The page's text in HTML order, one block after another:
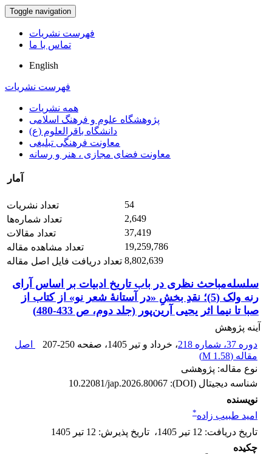
Toggle navigation
فهرست نشریات
تماس با ما
English
فهرست نشریات
همه نشریات
پژوهشگاه علوم و فرهنگ اسلامی
دانشگاه باقرالعلوم (ع)
معاونت فرهنگی تبلیغی
معاونت فضای مجازی ، هنر و رسانه
آمار
تعداد نشریات
54
تعداد شماره‌ها
2,649
تعداد مقالات
37,419
تعداد مشاهده مقاله
19,259,786
تعداد دریافت فایل اصل مقاله 8,802,639
سلسله‌مباحث نظری در باب تاریخ ادبیات بر اساس آرای
رنه ولک (5)؛ نقدِ بخشِ «در آستانۀ شعر نو» از کتاب از
صبا تا نیما اثر یحیی آرین‌پور (جلد دوم، ص 433-480)
آینه پژوهش
دوره 37، شماره 218
، خرداد و تیر 1405 ، صفحه 207-250
اصل
مقاله (1.58 M
)
نوع مقاله: پژوهشی
شناسه دیجیتال (DOI):
10.22081/jap.2026.80067
نویسنده
امید طبیب زاده*
تاریخ دریافت: 12 تیر 1405 ، تاریخ پذیرش: 12 تیر 1405
چکیده